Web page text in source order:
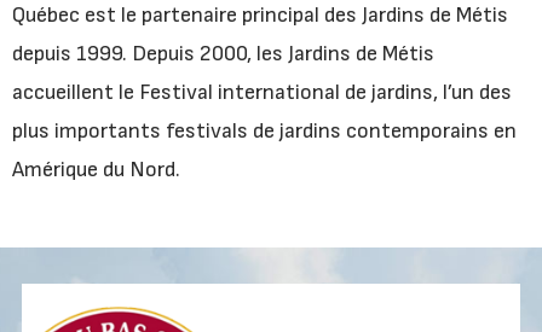
Québec est le partenaire principal des Jardins de Métis
depuis 1999. Depuis 2000, les Jardins de Métis
accueillent le Festival international de jardins, l’un des
plus importants festivals de jardins contemporains en
Amérique du Nord.